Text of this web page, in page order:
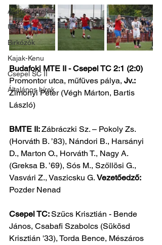
Atlétika hírek
U10
Birkózók
Kajak-Kenu
Csepel SC II
Általános hírek
Budafoki MTE II - Csepel TC 2:1 (2:0)
Promontor utca, műfüves pálya, Jv.:
Zimonyi Péter (Végh Márton, Bartis
László)
BMTE II: Zábráczki Sz. – Pokoly Zs.
(Horváth B. ’83), Nándori B., Harsányi
D., Marton O., Horváth T., Nagy A.
(Greksa B. ’69), Sós M., Szőllösi G.,
Vasvári Z., Vaszicsku G. Vezetőedző:
Pozder Nenad
Csepel TC: Szűcs Krisztián - Bende
János, Csabafi Szabolcs (Sükösd
Krisztián '33), Torda Bence, Mészáros